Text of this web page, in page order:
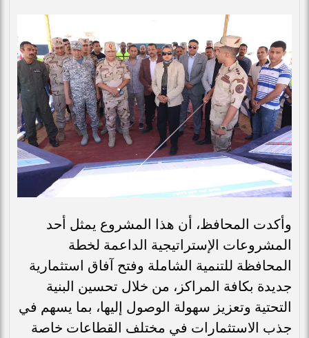
وأكدت المحافظ، أن هذا المشروع يمثل أحد
المشروعات الإستراتيجية الداعمة لخطة
المحافظة للتنمية الشاملة وفتح آفاق استثمارية
جديدة بكافة المراكز، من خلال تحسين البنية
التحتية وتعزيز سهولة الوصول إليها، بما يسهم في
جذب الاستثمارات في مختلف القطاعات خاصة